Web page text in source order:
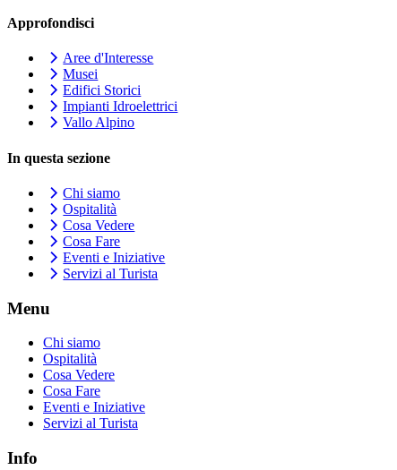
Approfondisci
Aree d'Interesse
Musei
Edifici Storici
Impianti Idroelettrici
Vallo Alpino
In questa sezione
Chi siamo
Ospitalità
Cosa Vedere
Cosa Fare
Eventi e Iniziative
Servizi al Turista
Menu
Chi siamo
Ospitalità
Cosa Vedere
Cosa Fare
Eventi e Iniziative
Servizi al Turista
Info